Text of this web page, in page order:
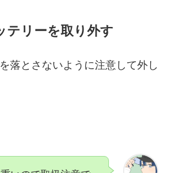
テリーを取り外す
落とさないように注意して外し